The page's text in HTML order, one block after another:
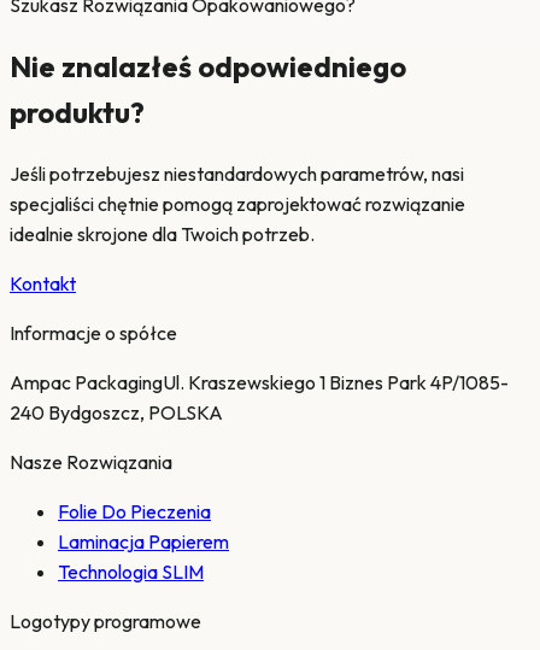
Nie znalazłeś odpowiedniego
produktu?
Jeśli potrzebujesz niestandardowych parametrów, nasi
specjaliści chętnie pomogą zaprojektować rozwiązanie
idealnie skrojone dla Twoich potrzeb.
Kontakt
Informacje o spółce
Ampac PackagingUl. Kraszewskiego 1 Biznes Park 4P/1085-
240 Bydgoszcz, POLSKA
Nasze Rozwiązania
Folie Do Pieczenia
Laminacja Papierem
Technologia SLIM
Logotypy programowe